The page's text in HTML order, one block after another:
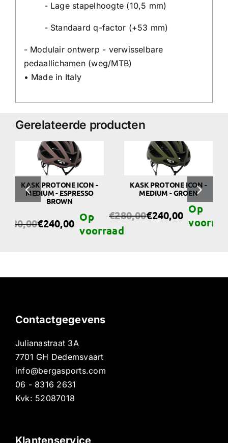
- Lage stapelhoogte (10,5 mm)
- Standaard q-factor (+53 mm)
- Modulair ontwerp - verwisselbare
pedaallichamen (weg/MTB)
• Made in Italy
Gerelateerde producten
KASK PROTONE ICON -
MEDIUM - ESPRESSO
BROWN
280,00€240,00
KASK PROTONE ICON -
MEDIUM - GROEN
€280,00
Oorspronkelijke
prijs
€240,00
Huidige
prijs
Contactgegevens
Julianastraat 3A
7701 GH Dedemsvaart
info@bergasports.com
06 - 8316 2631
Kvk: 52087018
Klantenservice